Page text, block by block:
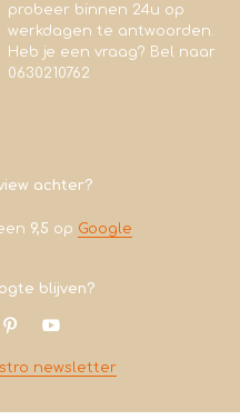
probeer binnen 24u op
werkdagen te antwoorden.
Heb je een vraag? Bel naar
0630210762
achter?
9,5 op Google
blijven?
newsletter